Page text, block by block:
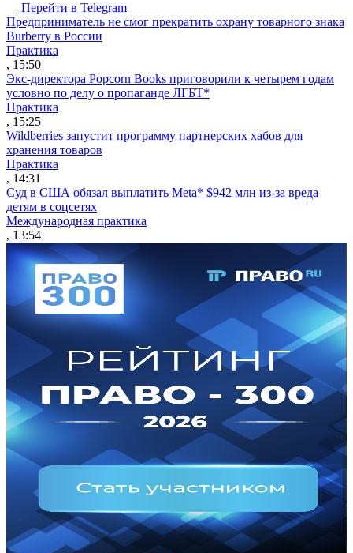
Перейти в Telegram
Предприниматель не смог прекратить охрану товарного знака
Burberry в России
Практика
, 15:50
Экс-директора Popcorn Books приговорили к четырем годам
условно по делу о пропаганде ЛГБТ*
Практика
, 15:25
Wildberries запустит программу партнерских хабов для
хранения товаров
Практика
, 14:31
Суд в США обязал выплатить Meta* $942 млн из-за вреда
детям в соцсетях
Международная практика
, 13:54